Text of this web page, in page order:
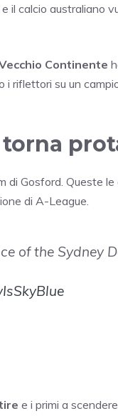
il calcio australiano
Continente
i riflettori su un
torna
Gosford. Queste
di A-League.
of the Sydney
e i primi a